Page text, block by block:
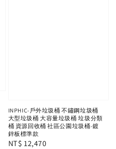
INPHIC-戶外垃圾桶 不鏽鋼垃圾桶
大型垃圾桶 大容量垃圾桶 垃圾分類
桶 資源回收桶 社區公園垃圾桶-鍍
鋅板標準款
Regular
NT$ 12,470